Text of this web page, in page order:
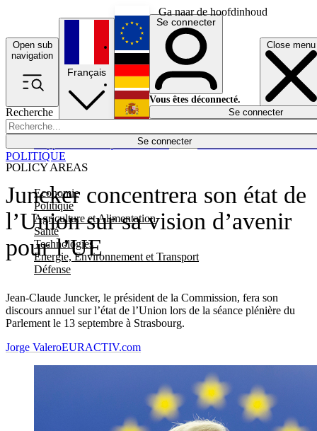
Ga naar de hoofdinhoud
Open sub
navigation
Close menu
Recherche
Se connecter
POLICY AREAS
Economie
Politique
Agriculture et Alimentation
Santé
Technologies
Energie, Environnement et Transport
Défense
Économie
Français
English
Deutsch
Español
Se connecter
Vous êtes déconnecté.
Se connecter
Juncker concentrera son état de
l’Union sur sa vision d’avenir
pour l’UE
Jean-Claude Juncker, le président de la Commission, fera son
discours annuel sur l’état de l’Union lors de la séance plénière du
Parlement le 13 septembre à Strasbourg.
POLITIQUE
Jorge ValeroEURACTIV.com